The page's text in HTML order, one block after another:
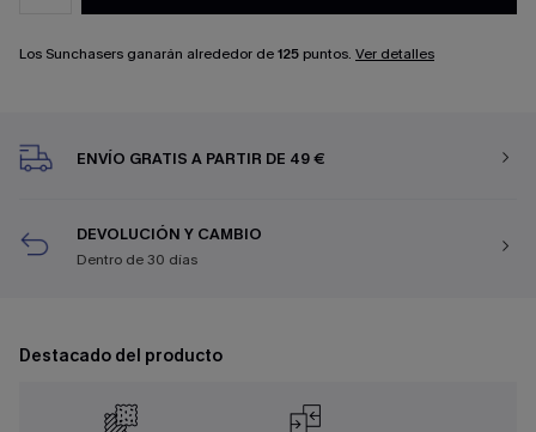
Los Sunchasers ganarán alrededor de125 puntos. Ver detalles
ENVÍO GRATIS A PARTIR DE 49 €
DEVOLUCIÓN Y CAMBIO
Dentro de 30 días
Destacado del producto